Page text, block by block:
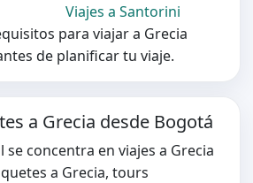
Viajes a Santorini
para viajar a Grecia
de planificar tu viaje.
a Grecia desde Bogotá
se concentra en viajes a Grecia
a Grecia, tours